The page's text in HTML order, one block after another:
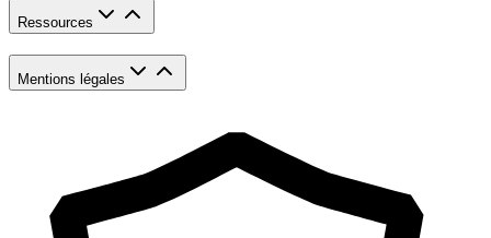
Ressources
Mentions légales